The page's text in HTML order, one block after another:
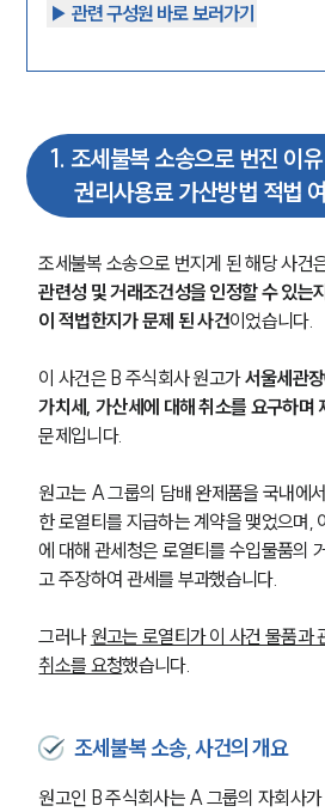
▶︎ 관련 구성원 바로 보러가기
1. 조세불복 소송으로 번진 이
권리사용료 가산방법 적법
조세불복 소송으로 번지게 된 해당 사건
관련성 및 거래조건성을 인정할 수 있는
이 적법한지가 문제 된 사건이었습니다.
이 사건은 B 주식회사 원고가 서울세관
가치세, 가산세에 대해 취소를 요구하며
문제입니다.
원고는 A 그룹의 담배 완제품을 국내에
한 로열티를 지급하는 계약을 맺었으며,
에 대해 관세청은 로열티를 수입물품의
고 주장하여 관세를 부과했습니다.
그러나 원고는 로열티가 이 사건 물품과
취소를 요청했습니다.
조세불복 소송, 사건의 개요
원고인 B 주식회사는 A 그룹의 자회사